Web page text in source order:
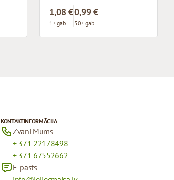
1,08 €
1+ gab.
0,99 €
50+ gab.
KONTAKTINFORMĀCIJA
Zvani Mums
+ 371 22178498
+ 371 67552662
E-pasts